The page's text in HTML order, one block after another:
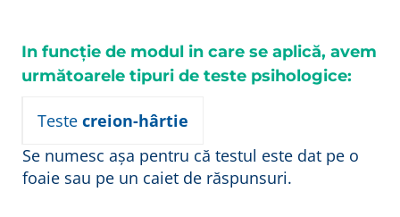
In funcție de modul in care se aplică, avem
următoarele tipuri de teste psihologice:
Teste creion-hârtie
Se numesc așa pentru că testul este dat pe o
foaie sau pe un caiet de răspunsuri.